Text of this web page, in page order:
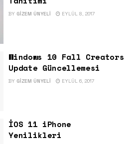
BY GIZEM ÜNYELI EYLÜL 8, 2017
Windows 10 Fall Creators
Update Güncellemesi
BY GIZEM ÜNYELI EYLÜL 6, 2017
İOS 11 iPhone
Yenilikleri